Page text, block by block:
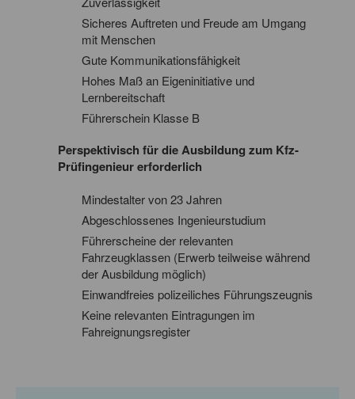
Sicheres Auftreten und Freude am Umgang
mit Menschen
Gute Kommunikationsfähigkeit
Hohes Maß an Eigeninitiative und
Lernbereitschaft
Führerschein Klasse B
Perspektivisch für die Ausbildung zum Kfz-
Prüfingenieur erforderlich
Mindestalter von 23 Jahren
Abgeschlossenes Ingenieurstudium
Führerscheine der relevanten
Fahrzeugklassen (Erwerb teilweise während
der Ausbildung möglich)
Einwandfreies polizeiliches Führungszeugnis
Keine relevanten Eintragungen im
Fahreignungsregister